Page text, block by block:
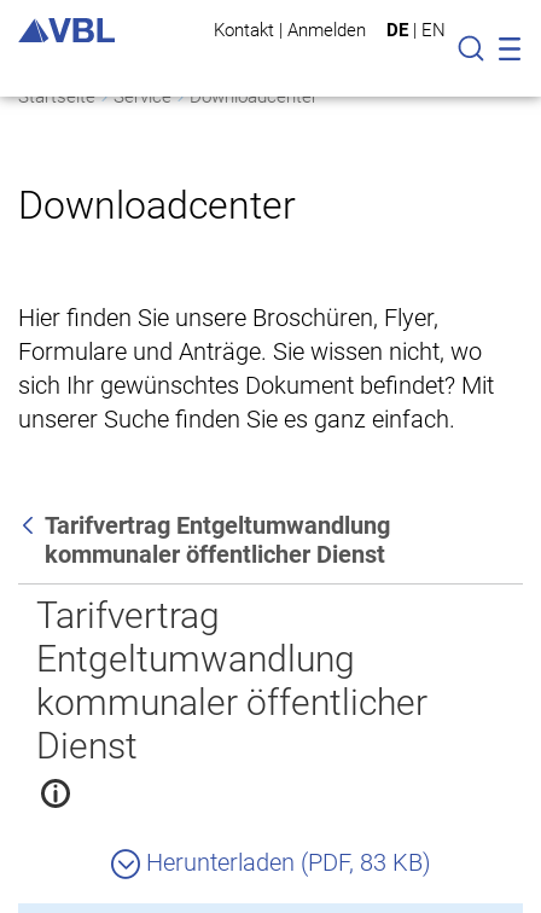
Kontakt | Anmelden DE | EN
Suche
Startseite Service Downloadcenter
Downloadcenter
Hier finden Sie unsere Broschüren, Flyer,
Formulare und Anträge. Sie wissen nicht, wo
sich Ihr gewünschtes Dokument befindet? Mit
unserer Suche finden Sie es ganz einfach.
Zurück
Tarifvertrag Entgeltumwandlung
kommunaler öffentlicher Dienst
Tarifvertrag
Entgeltumwandlung
kommunaler öffentlicher
Dienst
Herunterladen (PDF, 83 KB)